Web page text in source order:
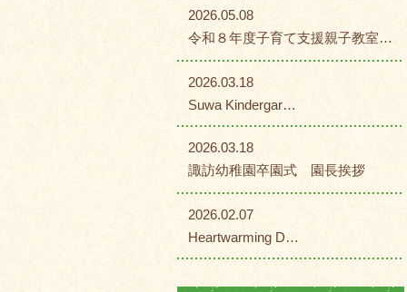
2026.05.08
令和８年度子育て支援親子教室…
2026.03.18
Suwa Kindergar…
2026.03.18
諏訪幼稚園卒園式 園長挨拶
2026.02.07
Heartwarming D…